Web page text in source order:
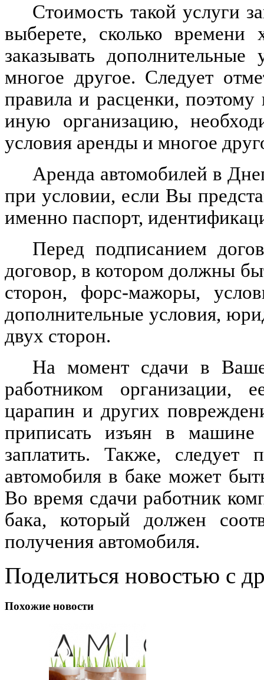
Стоимость такой услуги
выберете, сколько времени
заказывать
многое другое. Следует
правила и расценки, поэтому
иную организацию,
условия аренды и многое
Аренда автомобилей в
при условии, если Вы
именно паспорт,
Перед подписанием
договор, в котором должны
сторон, форс-мажоры,
дополнительные условия,
двух сторон.
На момент сдачи в Ваше
работником организации,
царапин и других
приписать изъян в
заплатить. Также,
автомобиля в баке может
Во время сдачи работник
бака, который должен
получения автомобиля.
Поделиться новостью с
Похожие новости